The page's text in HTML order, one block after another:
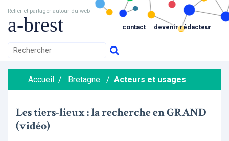
Relier et partager autour du web
a-brest contact devenir rédacteur
Accueil / Bretagne / Acteurs et usages
Les tiers-lieux : la recherche en GRAND
(vidéo)